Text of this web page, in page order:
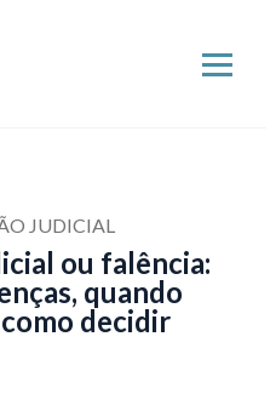
JUDICIAL
ou falência:
quando
como decidir